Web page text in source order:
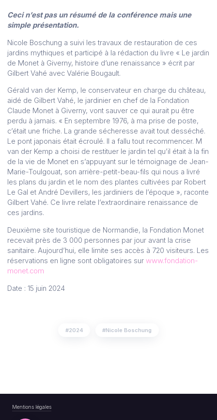
Ceci n’est pas un résumé de la conférence mais une
simple présentation.
Nicole Boschung a suivi les travaux de restauration de ces
jardins mythiques et participé à la rédaction du livre « Le jardin
de Monet à Giverny, histoire d’une renaissance » écrit par
Gilbert Vahé avec Valérie Bougault.
Gérald van der Kemp, le conservateur en charge du château,
aidé de Gilbert Vahé, le jardinier en chef de la Fondation
Claude Monet à Giverny, vont sauver ce qui aurait pu être
perdu à jamais. « En septembre 1976, à ma prise de poste,
c’était une friche. La grande sécheresse avait tout desséché.
Le pont japonais était écroulé. Il a fallu tout recommencer. M
van der Kemp a choisi de restituer le jardin tel qu’il était à la fin
de la vie de Monet en s’appuyant sur le témoignage de Jean-
Marie-Toulgouat, son arrière-petit-beau-fils qui nous a livré
les plans du jardin et le nom des plantes cultivées par Robert
Le Gal et André Devillers, les jardiniers de l’époque », raconte
Gilbert Vahé. Ce livre relate l’extraordinaire renaissance de
ces jardins.
Deuxième site touristique de Normandie, la Fondation Monet
recevait près de 3 000 personnes par jour avant la crise
sanitaire. Aujourd’hui, elle limite ses accès à 720 visiteurs. Les
réservations en ligne sont obligatoires sur www.fondation-
monet.com
Date : 15 juin 2024
2024 Nicole Boschung
Mentions légales